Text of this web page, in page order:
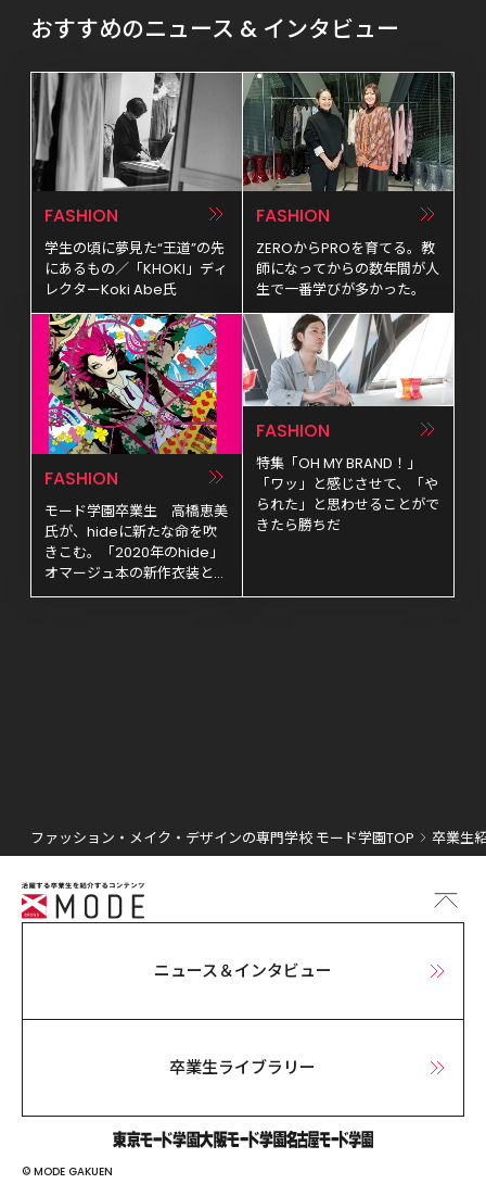
おすすめのニュース & インタビュー
FASHION
学生の頃に夢見た“王道”の先
にあるもの／「KHOKI」ディ
レクターKoki Abe氏
FASHION
ZEROからPROを育てる。教
師になってからの数年間が人
生で一番学びが多かった。
FASHION
モード学園卒業生　高橋恵美
氏が、hideに新たな命を吹
きこむ。「2020年のhide」
オマージュ本の新作衣装とヴ
ィジュアルアートを製作！
FASHION
特集「OH MY BRAND！」
「ワッ」と感じさせて、「や
られた」と思わせることがで
きたら勝ちだ
ファッション・メイク・デザインの専門学校 モード学園TOP 卒業生
ニュース＆インタビュー
卒業生ライブラリー
© MODE GAKUEN